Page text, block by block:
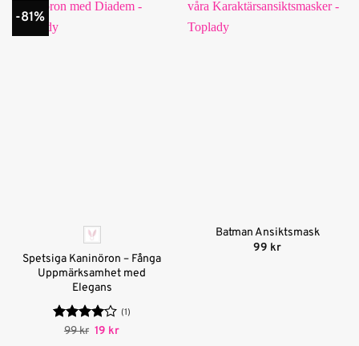
-81%
Spetsiga Kaninöron – Fånga
Uppmärksamhet med
Elegans
Betygsatt
(1)
99kr Det
19 krDet
Batman Ansiktsmask
99 kr